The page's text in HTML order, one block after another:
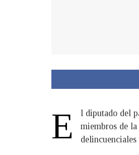
E
l diputado del
miembros de
delincuenciales